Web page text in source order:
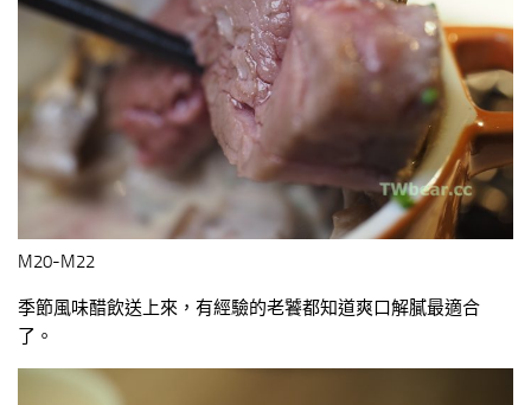
M20-M22
季節風味醋飲送上來，有經驗的老饕都知道爽口解膩最適合
了。